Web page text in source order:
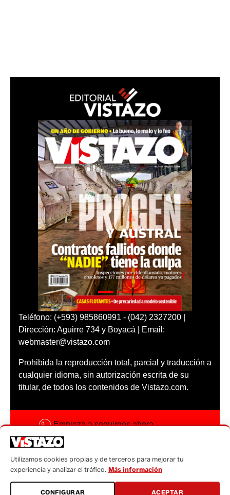
Teléfono: (+593) 985860991 - (042) 2327200 |
Dirección: Aguirre 734 y Boyacá | Email:
webmaster@vistazo.com
Prohibida la reproducción total, parcial y traducción a
cualquier idioma, sin autorización escrita de su
titular, de todos los contenidos de Vistazo.com.
Empieza a seguirnos ahora
Código ética
Sugerencias a:
Utilizamos cookies propias y de terceros para mejorar tu
experiencia y analizar el tráfico. Más información
CONFIGURAR ACEPTAR